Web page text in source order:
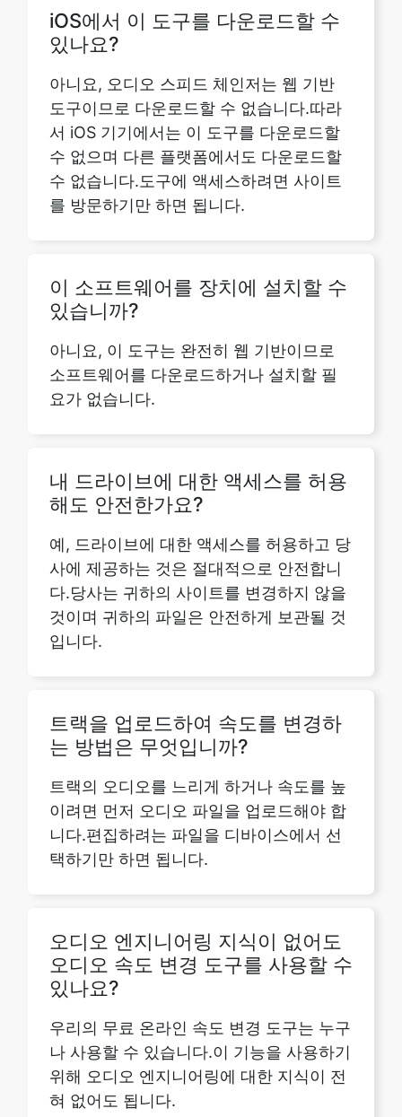
Copy Link
도구이므로 다운로드할 수 없습니다.따라
서 iOS 기기에서는 이 도구를 다운로드할
수 없으며 다른 플랫폼에서도 다운로드할
수 없습니다.도구에 액세스하려면 사이트
를 방문하기만 하면 됩니다.
이 소프트웨어를 장치에 설치할 수
소프트웨어를 다운로드하거나 설치할 필
요가 없습니다.
내 드라이브에 대한 액세스를 허용
사에 제공하는 것은 절대적으로 안전합니
다.당사는 귀하의 사이트를 변경하지 않을
것이며 귀하의 파일은 안전하게 보관될 것
입니다.
트랙을 업로드하여 속도를 변경하
이려면 먼저 오디오 파일을 업로드해야 합
니다.편집하려는 파일을 디바이스에서 선
택하기만 하면 됩니다.
오디오 엔지니어링 지식이 없어도
우리의 무료 온라인 속도 변경 도구는 누구
나 사용할 수 있습니다.이 기능을 사용하기
위해 오디오 엔지니어링에 대한 지식이 전
혀 없어도 됩니다.
온라인에서 노래 속도를 높여야 하